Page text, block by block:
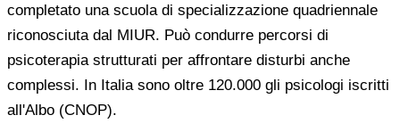
completato una scuola di specializzazione quadriennale
riconosciuta dal MIUR. Può condurre percorsi di
psicoterapia strutturati per affrontare disturbi anche
complessi. In Italia sono oltre 120.000 gli psicologi iscritti
all'Albo (CNOP).